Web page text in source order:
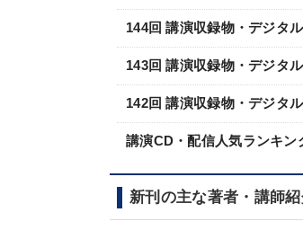
144回 講演収録物・デジタル
143回 講演収録物・デジタル
142回 講演収録物・デジタル
講演CD・配信人気ランキン
新刊の主な著者・講師